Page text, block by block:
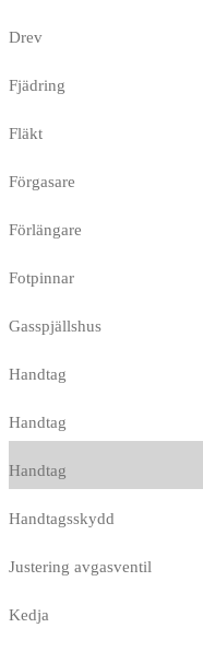
Drev
Fjädring
Fläkt
Förgasare
Förlängare
Fotpinnar
Gasspjällshus
Handtag
Handtag
Handtag
Handtagsskydd
Justering avgasventil
Kedja